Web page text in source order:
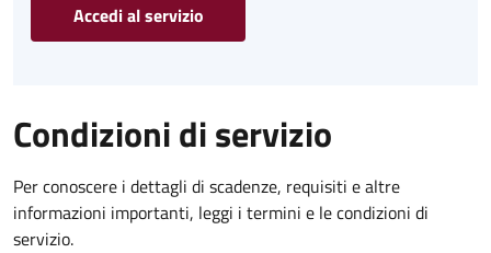
Accedi al servizio
Condizioni di servizio
Per conoscere i dettagli di scadenze, requisiti e altre
informazioni importanti, leggi i termini e le condizioni di
servizio.